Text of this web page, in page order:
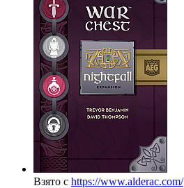
Взято с https://www.alderac.com/